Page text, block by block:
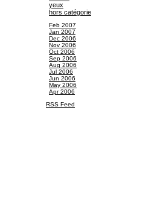
yeux
hors catégorie
Feb 2007
Jan 2007
Dec 2006
Nov 2006
Oct 2006
Sep 2006
Aug 2006
Jul 2006
Jun 2006
May 2006
Apr 2006
RSS Feed